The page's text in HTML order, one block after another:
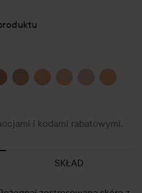
i kodami rabatowymi.
SKŁAD